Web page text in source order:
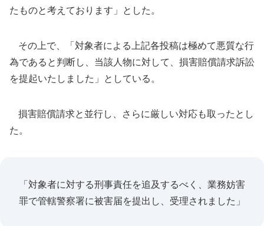
たものと考えております」とした。
その上で、「対象者による上記各投稿は極めて悪質な行
為であると判断し、当該人物に対して、損害賠償請求訴訟
を提起いたしました」としている。
損害賠償請求と並行し、さらに厳しい対応も取ったとし
た。
「対象者に対する刑事責任を追及するべく、業務妨害
罪で管轄警察署に被害届を提出し、受理されました」